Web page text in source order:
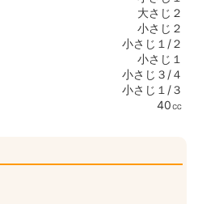
大さじ２
小さじ２
小さじ１/２
小さじ１
小さじ３/４
小さじ１/３
40㏄